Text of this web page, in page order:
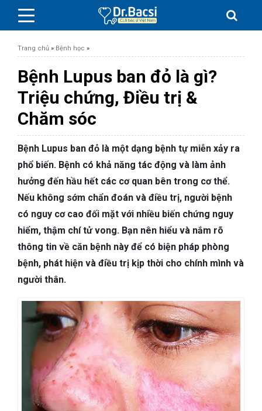
BỆNH DA LIỄU
BỆNH PHỤ KHOA
BỆNH XƯƠNG KHỚP
SỨC KHỎE GIỚI TÍNH
TAI – MŨI – HỌNG
TIÊU HÓA
NHA KHOA
Trang chủ » Bệnh học »
Bệnh Lupus ban đỏ là gì?
Triệu chứng, Điều trị &
Chăm sóc
Bệnh Lupus ban đỏ là một dạng bệnh tự miễn xảy ra
phổ biến. Bệnh có khả năng tác động và làm ảnh
hưởng đến hầu hết các cơ quan bên trong cơ thể.
Nếu không sớm chẩn đoán và điều trị, người bệnh
có nguy cơ cao đối mặt với nhiều biến chứng nguy
hiểm, thậm chí tử vong. Bạn nên hiểu và nắm rõ
thông tin về căn bệnh này để có biện pháp phòng
bệnh, phát hiện và điều trị kịp thời cho chính mình và
người thân.